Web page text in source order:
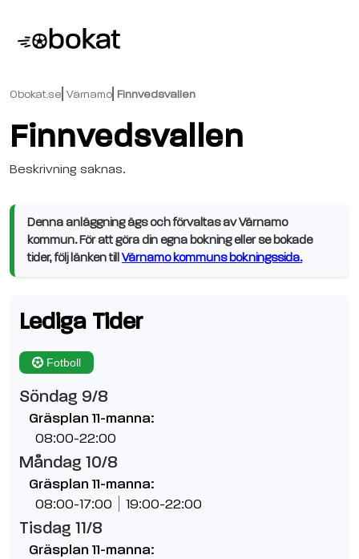
Obokat.se Värnamo Finnvedsvallen
Finnvedsvallen
Beskrivning saknas.
Denna anläggning ägs och förvaltas av Värnamo
kommun. För att göra din egna bokning eller se bokade
tider, följ länken till Värnamo kommuns bokningssida.
Lediga Tider
Fotboll
Söndag 9/8
Gräsplan 11-manna:
08:00-22:00
Måndag 10/8
Gräsplan 11-manna:
08:00-17:00 19:00-22:00
Tisdag 11/8
Gräsplan 11-manna: